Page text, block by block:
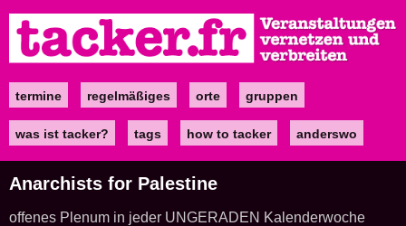
zum
Inhalt
Maintermine regelmäßiges orte gruppen
was ist tacker? tags how to tacker anderswo
Anarchists for Palestine
offenes Plenum in jeder UNGERADEN Kalenderwoche